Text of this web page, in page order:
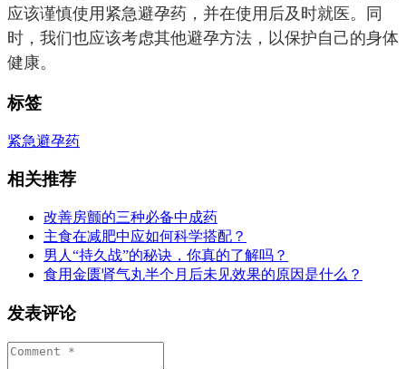
应该谨慎使用紧急避孕药，并在使用后及时就医。同
时，我们也应该考虑其他避孕方法，以保护自己的身体
健康。
标签
紧急避孕药
相关推荐
改善房颤的三种必备中成药
主食在减肥中应如何科学搭配？
男人“持久战”的秘诀，你真的了解吗？
食用金匮肾气丸半个月后未见效果的原因是什么？
发表评论